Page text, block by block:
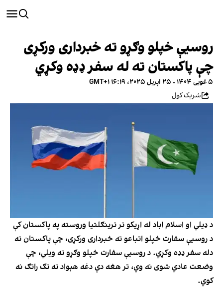
روسیې خپلو وګړو ته خبرداری ورکړی
چې پاکستان ته له سفر ډډه وکړي
۵ غویی ۱۴۰۴ - ۲۵ اپریل ۲۰۲۵، ۱۶:۱۹ GMT+۱
شریک کول
د ډیلي او اسلام اباد له اړیکو تر ترينګلتيا وروسته په پاکستان کې
د روسیې سفارت خپلو اتباعو ته خبرداری ورکړی، چې پاکستان ته
دله سفر ډډه وکړي. د روسیې سفارت خپلو وګړو ته ویلي، چې
وضعت عادي شوی نه وي، تر هغه دې دغه هېواد ته تګ راتګ نه
کوي.